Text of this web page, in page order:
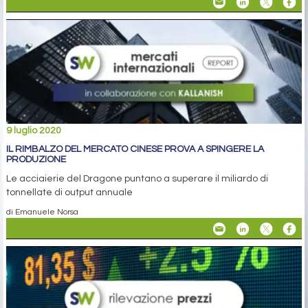
9 luglio 2020
IL RIMBALZO DEL MERCATO CINESE PROVA A SPINGERE LA
PRODUZIONE
Le acciaierie del Dragone puntano a superare il miliardo di
tonnellate di output annuale
di Emanuele Norsa